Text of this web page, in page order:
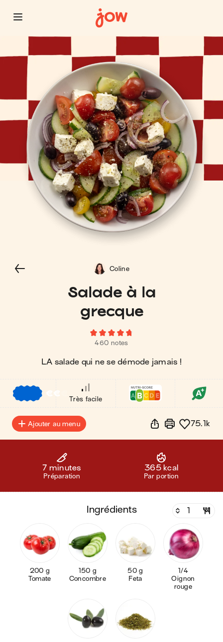
Salade à la
grecque
460 notes
LA salade qui ne se démode jamais !
Coline
€€
Très facile
Ajouter au menu 75.1k
7 minutes
Préparation
365 kcal
Par portion
ingrédients
200 g
Tomate
150 g
Concombre
50 g
Feta
1/4
Oignon
rouge